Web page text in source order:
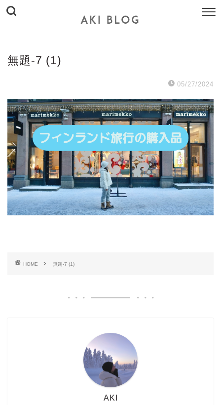
無題-7 (1)
05/27/2024
HOME 無題-7 (1)
AKI